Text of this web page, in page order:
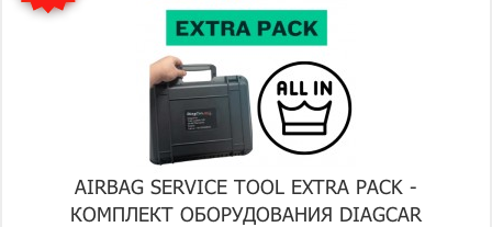
AIRBAG SERVICE TOOL EXTRA PACK -
КОМПЛЕКТ ОБОРУДОВАНИЯ DIAGCAR